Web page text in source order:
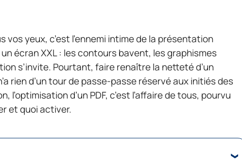
vos yeux, c’est l’ennemi intime de la présentation
écran XXL : les contours bavent, les graphismes
s’invite. Pourtant, faire renaître la netteté d’un
rien d’un tour de passe-passe réservé aux initiés des
l’optimisation d’un PDF, c’est l’affaire de tous, pourvu
et quoi activer.